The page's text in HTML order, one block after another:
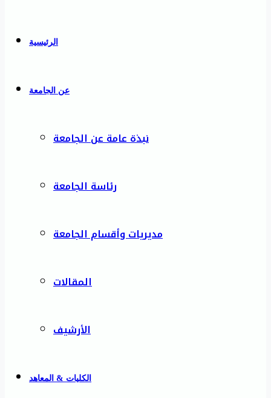
الرئيسية
عن الجامعة
نبذة عامة عن الجامعة
رئاسة الجامعة
مديريات وأقسام الجامعة
المقالات
الأرشيف
الكليات & المعاهد